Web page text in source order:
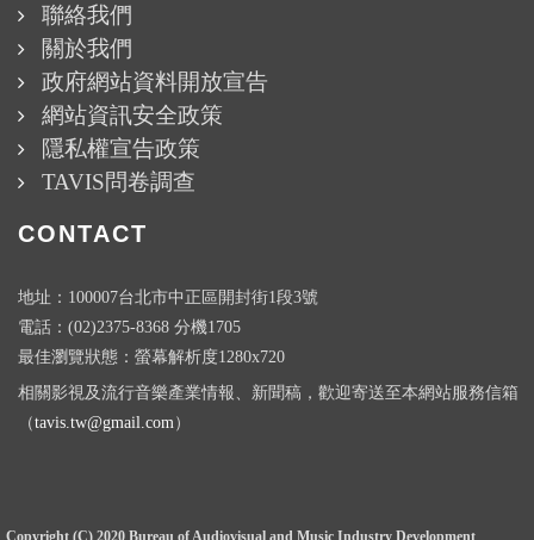
聯絡我們
關於我們
政府網站資料開放宣告
網站資訊安全政策
隱私權宣告政策
TAVIS問卷調查
CONTACT
地址：100007台北市中正區開封街1段3號
電話：(02)2375-8368 分機1705
最佳瀏覽狀態：螢幕解析度1280x720
相關影視及流行音樂產業情報、新聞稿，歡迎寄送至本網站服務信箱
（tavis.tw@gmail.com）
Copyright (C) 2020 Bureau of Audiovisual and Music Industry Development